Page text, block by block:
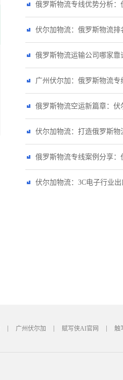
俄罗斯物流专线优势分析
伏尔加物流：俄罗斯物流排
俄罗斯物流运输公司哪家靠
广州伏尔加：俄罗斯物流
俄罗斯物流空运新篇章：
伏尔加物流：打造俄罗斯
俄罗斯物流专线案例分享
伏尔加物流：3C电子行业
广州伏尔加 赋写侠AI官网 触